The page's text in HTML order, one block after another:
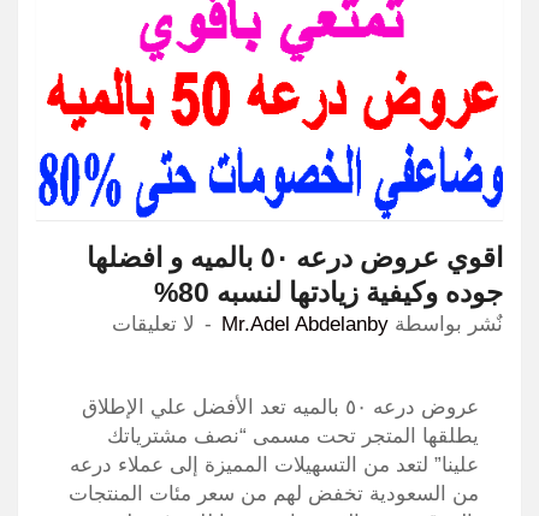
اقوي عروض درعه ٥٠ بالميه و افضلها
جوده وكيفية زيادتها لنسبه 80%
نٌشر بواسطة Mr.Adel Abdelanby لا تعليقات
عروض درعه ٥٠ بالميه تعد الأفضل علي الإطلاق
يطلقها المتجر تحت مسمى “نصف مشترياتك
علينا” لتعد من التسهيلات المميزة إلى عملاء درعه
من السعودية تخفض لهم من سعر مئات المنتجات